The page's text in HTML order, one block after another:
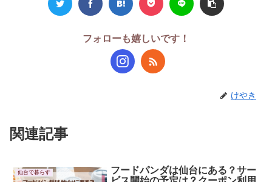
フォローも嬉しいです！
けやき
関連記事
仙台で暮らす
フードパンダは仙台にある？サー